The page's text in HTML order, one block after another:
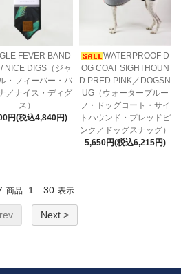
FEVER BAND
NICE DIGS（ジャ
・フィーバー・バ
／ナイス・ディグ
ス）
円(税込4,840円)
WATERPROOF D
OG COAT SIGHTHOUN
D PRED.PINK／DOGSN
UG（ウォータープルー
フ・ドッグコート・サイ
トハウンド・プレッドピ
ンク／ドッグスナッグ）
5,650円(税込6,215円)
商品 1 - 30 表示
Next >